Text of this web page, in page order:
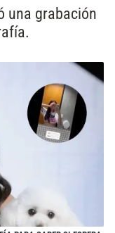
una grabación